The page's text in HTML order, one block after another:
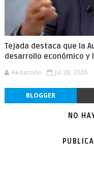
Tejada destaca que la
desarrollo económico y
Redacción Jul 28, 2026
BLOGGER
NO